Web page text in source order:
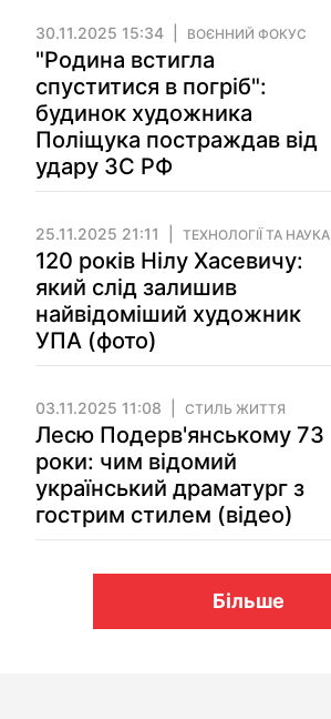
30.11.2025 15:34 ВОЄННИЙ ФОКУС
"Родина встигла
спуститися в погріб":
будинок художника
Поліщука постраждав від
удару ЗС РФ
25.11.2025 21:11 ТЕХНОЛОГІЇ ТА НАУКА
120 років Нілу Хасевичу:
який слід залишив
найвідоміший художник
УПА (фото)
03.11.2025 11:08 СТИЛЬ ЖИТТЯ
Лесю Подерв'янському 73
роки: чим відомий
український драматург з
гострим стилем (відео)
Більше